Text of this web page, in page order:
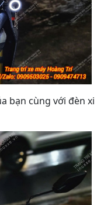
bạn cùng với đèn xi